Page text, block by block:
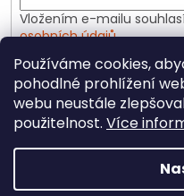
Používáme cookies,
pohodlné prohlížení
webu neustále
použitelnost. Více
Vložením e-mailu
osobních údajů
PŘIHLÁSIT SE